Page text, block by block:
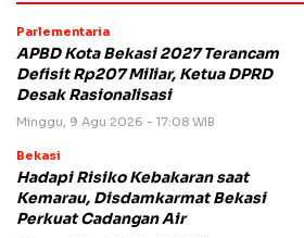
Parlementaria
APBD Kota Bekasi 2027 Terancam
Defisit Rp207 Miliar, Ketua DPRD
Desak Rasionalisasi
Minggu, 9 Agu 2026 - 17:08 WIB
Bekasi
Hadapi Risiko Kebakaran saat
Kemarau, Disdamkarmat Bekasi
Perkuat Cadangan Air